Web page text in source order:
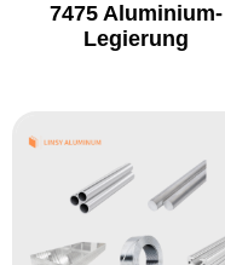
7475 Aluminium-
Legierung